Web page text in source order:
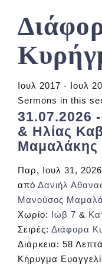
Ιουλ 2017 - Ιουλ
Sermons in this
31.07.2026
& Ηλίας
Μαμαλάκης
Παρ, Ιουλ 31, 2026
από Δανιήλ
Μανούσος
Χωρίο: Ιώβ 7 &
Σειρές: Διάφορα
Διάρκεια: 58
Κήρυγμα